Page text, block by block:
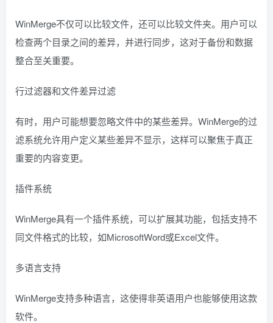
WinMerge不仅可以比较文件，还可以比较文件夹。用户可以
检查两个目录之间的差异，并进行同步，这对于备份和数据
整合至关重要。
行过滤器和文件差异过滤
有时，用户可能想要忽略文件中的某些差异。WinMerge的过
滤系统允许用户定义某些差异不显示，这样可以聚焦于真正
重要的内容变更。
插件系统
WinMerge具有一个插件系统，可以扩展其功能，包括支持不
同文件格式的比较，如MicrosoftWord或Excel文件。
多语言支持
WinMerge支持多种语言，这使得非英语用户也能够使用这款
软件。